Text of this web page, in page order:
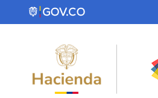
Skip to Main Content